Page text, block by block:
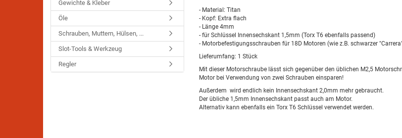
- Material: Titan
- Kopf: Extra flach
- Länge 4mm
- für Schlüssel Innensechskant 1,5mm (Torx T6 ebenfalls passend)
- Motorbefestigungsschrauben für 18D Motoren (wie z.B. schwarzer
Lieferumfang: 1 Stück
Mit dieser Motorschraube lässt sich gegenüber den üblichen M2,5
Motor bei Verwendung von zwei Schrauben einsparen!
Außerdem wird endlich kein Innensechskant 2,0mm mehr gebraucht.
Der übliche 1,5mm Innensechskant passt auch am Motor.
Alternativ kann ebenfalls ein Torx T6 Schlüssel verwendet werden.
Gewichte & Kleber
Öle
Schrauben, Muttern, Hülsen, ...
Slot-Tools & Werkzeug
Regler